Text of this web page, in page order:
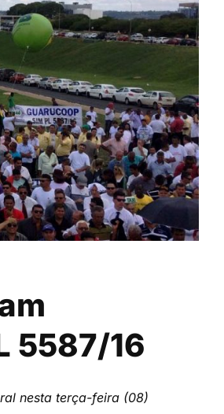
5587/16
nesta terça-feira (08)